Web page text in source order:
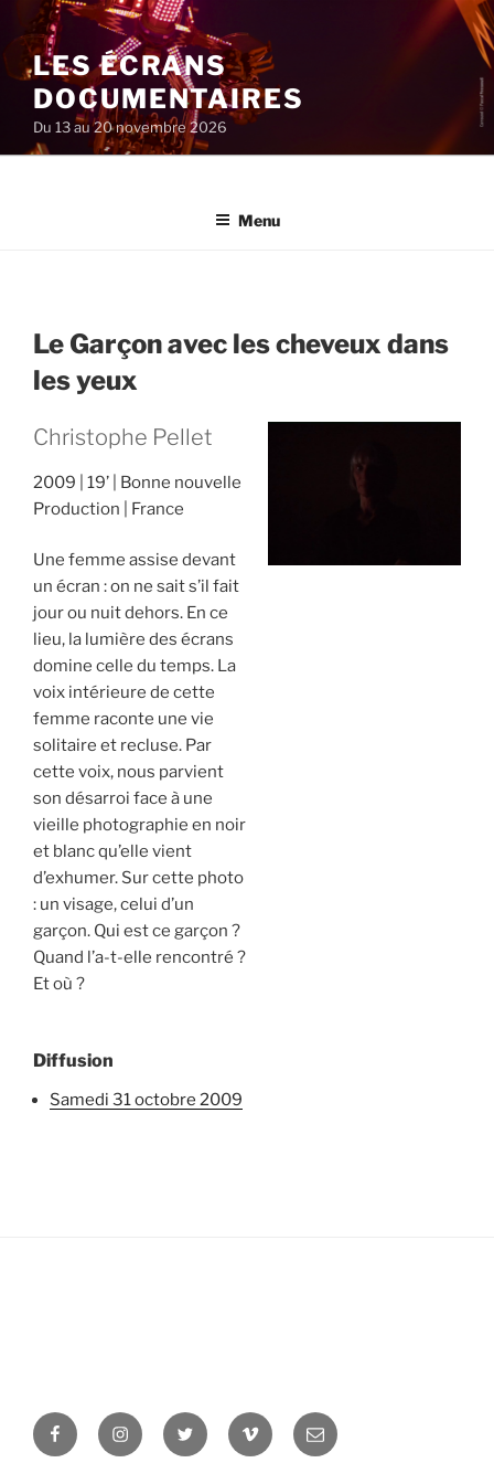
au
contenu
principal
LES ÉCRANS
DOCUMENTAIRES
Du 13 au 20 novembre 2026
Menu
Le Garçon avec les cheveux dans
les yeux
Christophe Pellet
2009 19’
Bonne nouvelle
Production
France
Une femme assise devant
un écran : on ne sait s’il fait
jour ou nuit dehors. En ce
lieu, la lumière des écrans
domine celle du temps. La
voix intérieure de cette
femme raconte une vie
solitaire et recluse. Par
cette voix, nous parvient
son désarroi face à une
vieille photographie en noir
et blanc qu’elle vient
d’exhumer. Sur cette photo
: un visage, celui d’un
garçon. Qui est ce garçon ?
Quand l’a-t-elle rencontré ?
Et où ?
Diffusion
samedi 31 octobre 2009
FacebookInstagramTwitter Vimeo Newsletter